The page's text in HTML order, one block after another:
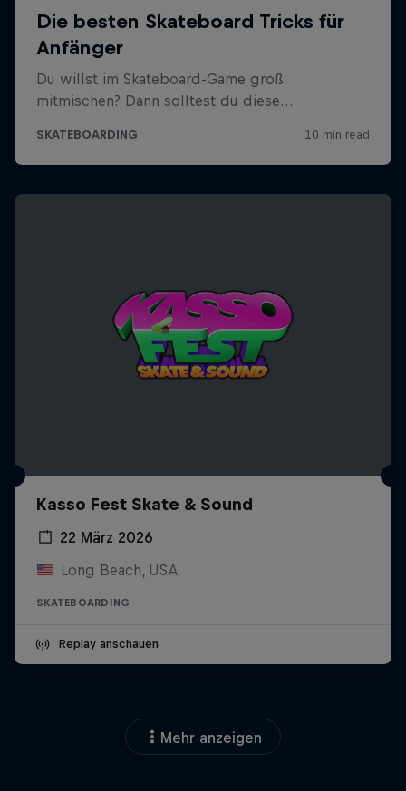
Kasso Fest Skate & Sound
22 März 2026
Long Beach, USA
SKATEBOARDING
Replay anschauen
Mehr anzeigen